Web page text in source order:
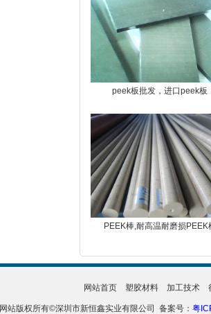
peek板批发，进口peek板
PEEK棒,耐高温耐磨损PEEK
网站首页 塑胶材料 加工技术
网站版权所有©深圳市新恒鑫实业有限公司 备案号： 粤